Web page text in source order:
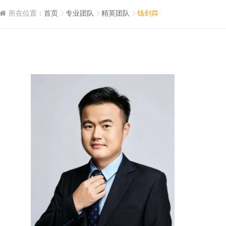
所在位置： 首页 专业团队 精英团队 钱剑粦